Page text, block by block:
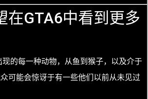
在GTA6中看到更多
现的每一种动物，从鱼到猴子，以及介于
可能会惊讶于有一些他们以前从未见过